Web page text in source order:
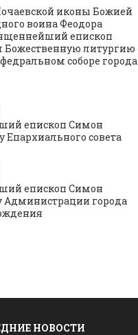
иконы Божией
воина Феодора
епископ
литургию
соборе города
епископ Симон
Епархиального совета
епископ Симон
Администрации города
НОВОСТИ